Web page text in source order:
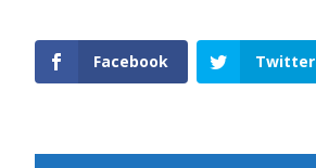
Facebook Twitter